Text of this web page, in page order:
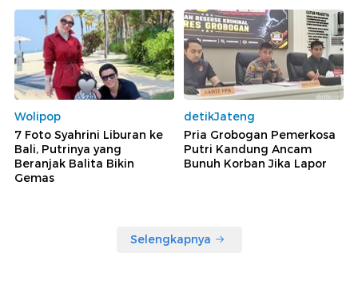
Wolipop
7 Foto Syahrini Liburan ke
Bali, Putrinya yang
Beranjak Balita Bikin
Gemas
detikJateng
Pria Grobogan Pemerkosa
Putri Kandung Ancam
Bunuh Korban Jika Lapor
Selengkapnya